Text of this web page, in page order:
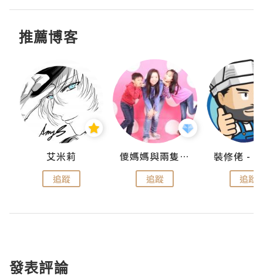
推薦博客
艾米莉
追蹤
儍媽媽與兩隻小魔怪之家
追蹤 追蹤
發表評論